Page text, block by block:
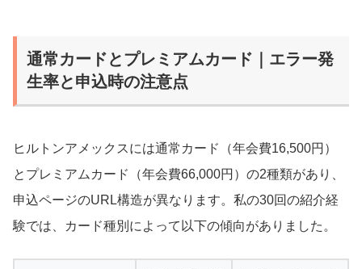
通常カードとプレミアムカード｜エラー発
生率と申込時の注意点
ヒルトンアメックスには通常カード（年会費16,500円）
とプレミアムカード（年会費66,000円）の2種類があり、
申込ページのURL構造が異なります。私の30回の紹介経
験では、カード種別によって以下の傾向がありました。